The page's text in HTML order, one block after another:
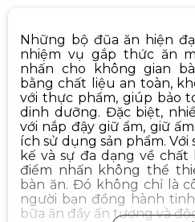
Những bộ đũa ăn hiện
nhiệm vụ gắp thức ăn
nhấn cho không gian
bằng chất liệu an toàn,
với thực phẩm, giúp bảo
dinh dưỡng. Đặc biệt,
với nắp đậy giữ ẩm, giữ
ích sử dụng sản phẩm.
kế và sự đa dạng về
điểm nhấn không thể
bàn ăn. Đó không chỉ là
người bạn đồng hành
bữa ăn đầy ấn tượng và